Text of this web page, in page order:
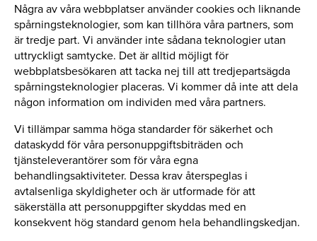
Några av våra webbplatser använder cookies och liknande
spårningsteknologier, som kan tillhöra våra partners, som
är tredje part. Vi använder inte sådana teknologier utan
uttryckligt samtycke. Det är alltid möjligt för
webbplatsbesökaren att tacka nej till att tredjepartsägda
spårningsteknologier placeras. Vi kommer då inte att dela
någon information om individen med våra partners.
Vi tillämpar samma höga standarder för säkerhet och
dataskydd för våra personuppgiftsbiträden och
tjänsteleverantörer som för våra egna
behandlingsaktiviteter. Dessa krav återspeglas i
avtalsenliga skyldigheter och är utformade för att
säkerställa att personuppgifter skyddas med en
konsekvent hög standard genom hela behandlingskedjan.